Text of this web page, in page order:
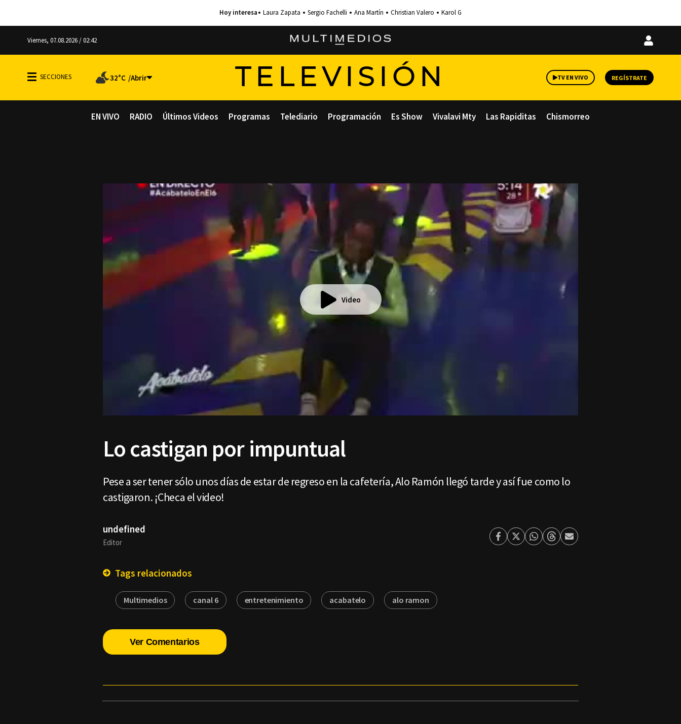
Laura Zapata Sergio Fachelli Ana Martín Christian Valero Karol G
Viernes, 07.08.2026 / 02:42
Iniciar
32°C TELEVISIÓN TV EN VIVO REGÍSTRATE
EN VIVO RADIO Últimos Videos Programas Telediario Programación Es Show Vivalavi Mty Las Rapiditas Chismorreo
Video
Lo castigan por impuntual
Pese a ser tener sólo unos días de estar de regreso en la cafetería, Alo Ramón llegó tarde y así fue como lo
castigaron. ¡Checa el video!
undefined
Editor Facebook
TwitterWhatsapp
ThreadsEnviar
Tags relacionados
Multimedios canal 6 entretenimiento acabatelo alo ramon
Ver Comentarios